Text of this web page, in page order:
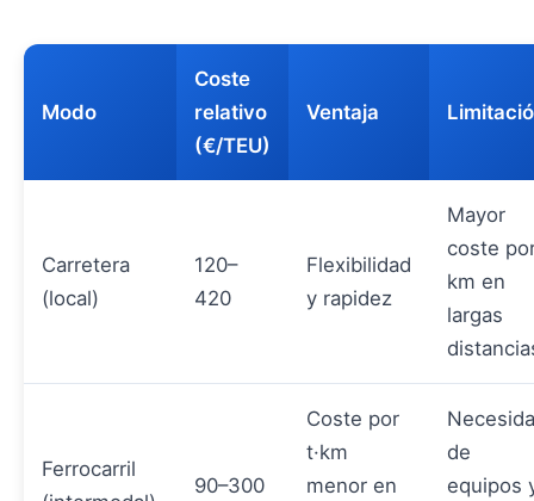
Modo
Coste
relativo
(€/TEU)
Ventaja
Carretera
(local)
120–
420
Flexibilidad
y rapidez
Mayor
coste
km en
largas
Ferrocarril
90–300
Coste por
t·km
menor en
de
equipos